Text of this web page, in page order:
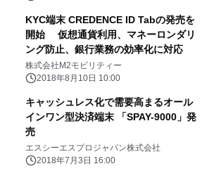
KYC端末 CREDENCE ID Tabの発売を
開始 仮想通貨利用、マネーロンダリ
ング防止、銀行業務の効率化に対応
株式会社M2モビリティー
2018年8月10日 10:00
キャッシュレス化で需要高まるオール
インワン型決済端末 「SPAY-9000」発
売
エスシーエスプロジャパン株式会社
2018年7月3日 16:00